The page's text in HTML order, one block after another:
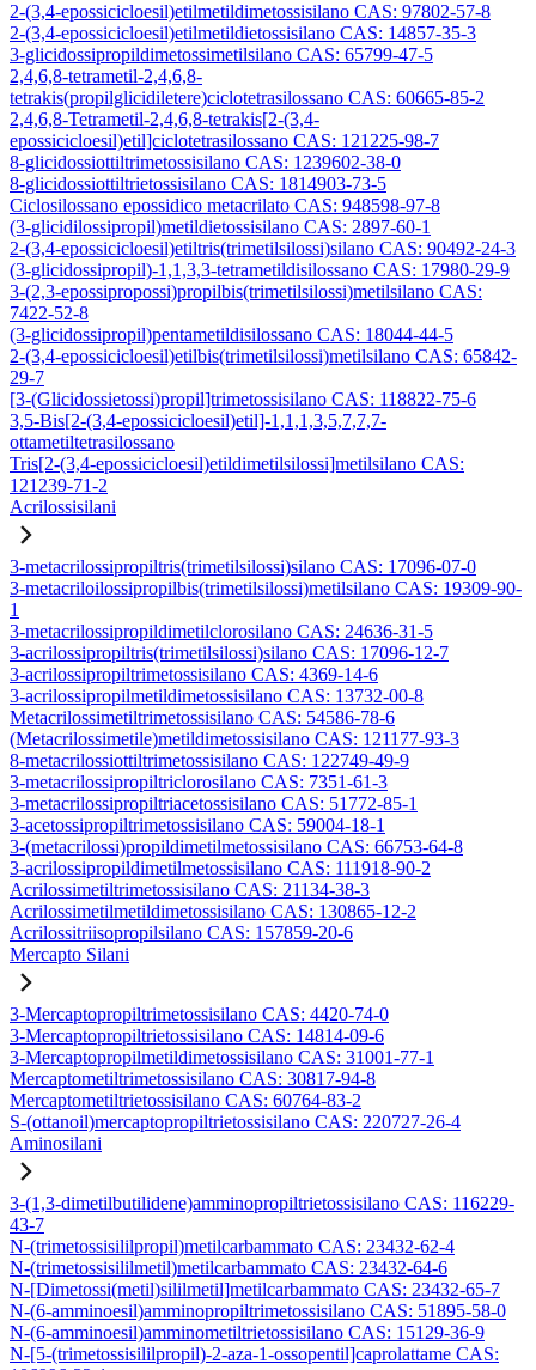
2-(3,4-epossicicloesil)etilmetildimetossisilano CAS: 97802-57-8
2-(3,4-epossicicloesil)etilmetildietossisilano CAS: 14857-35-3
3-glicidossipropildimetossimetilsilano CAS: 65799-47-5
2,4,6,8-tetrametil-2,4,6,8-
tetrakis(propilglicidiletere)ciclotetrasilossano CAS: 60665-85-2
2,4,6,8-Tetrametil-2,4,6,8-tetrakis[2-(3,4-
epossicicloesil)etil]ciclotetrasilossano CAS: 121225-98-7
8-glicidossiottiltrimetossisilano CAS: 1239602-38-0
8-glicidossiottiltrietossisilano CAS: 1814903-73-5
Ciclosilossano epossidico metacrilato CAS: 948598-97-8
(3-glicidilossipropil)metildietossisilano CAS: 2897-60-1
2-(3,4-epossicicloesil)etiltris(trimetilsilossi)silano CAS: 90492-24-3
(3-glicidossipropil)-1,1,3,3-tetrametildisilossano CAS: 17980-29-9
3-(2,3-epossipropossi)propilbis(trimetilsilossi)metilsilano CAS:
7422-52-8
(3-glicidossipropil)pentametildisilossano CAS: 18044-44-5
2-(3,4-epossicicloesil)etilbis(trimetilsilossi)metilsilano CAS: 65842-
29-7
[3-(Glicidossietossi)propil]trimetossisilano CAS: 118822-75-6
3,5-Bis[2-(3,4-epossicicloesil)etil]-1,1,1,3,5,7,7,7-
ottametiltetrasilossano
Tris[2-(3,4-epossicicloesil)etildimetilsilossi]metilsilano CAS:
121239-71-2
Acrilossisilani
3-metacrilossipropiltris(trimetilsilossi)silano CAS: 17096-07-0
3-metacriloilossipropilbis(trimetilsilossi)metilsilano CAS: 19309-90-
1
3-metacrilossipropildimetilclorosilano CAS: 24636-31-5
3-acrilossipropiltris(trimetilsilossi)silano CAS: 17096-12-7
3-acrilossipropiltrimetossisilano CAS: 4369-14-6
3-acrilossipropilmetildimetossisilano CAS: 13732-00-8
Metacrilossimetiltrimetossisilano CAS: 54586-78-6
(Metacrilossimetile)metildimetossisilano CAS: 121177-93-3
8-metacrilossiottiltrimetossisilano CAS: 122749-49-9
3-metacrilossipropiltriclorosilano CAS: 7351-61-3
3-metacrilossipropiltriacetossisilano CAS: 51772-85-1
3-acetossipropiltrimetossisilano CAS: 59004-18-1
3-(metacrilossi)propildimetilmetossisilano CAS: 66753-64-8
3-acrilossipropildimetilmetossisilano CAS: 111918-90-2
Acrilossimetiltrimetossisilano CAS: 21134-38-3
Acrilossimetilmetildimetossisilano CAS: 130865-12-2
Acrilossitriisopropilsilano CAS: 157859-20-6
Mercapto Silani
3-Mercaptopropiltrimetossisilano CAS: 4420-74-0
3-Mercaptopropiltrietossisilano CAS: 14814-09-6
3-Mercaptopropilmetildimetossisilano CAS: 31001-77-1
Mercaptometiltrimetossisilano CAS: 30817-94-8
Mercaptometiltrietossisilano CAS: 60764-83-2
S-(ottanoil)mercaptopropiltrietossisilano CAS: 220727-26-4
Aminosilani
3-(1,3-dimetilbutilidene)amminopropiltrietossisilano CAS: 116229-
43-7
N-(trimetossisililpropil)metilcarbammato CAS: 23432-62-4
N-(trimetossisililmetil)metilcarbammato CAS: 23432-64-6
N-[Dimetossi(metil)sililmetil]metilcarbammato CAS: 23432-65-7
N-(6-amminoesil)amminopropiltrimetossisilano CAS: 51895-58-0
N-(6-amminoesil)amminometiltrietossisilano CAS: 15129-36-9
N-[5-(trimetossisililpropil)-2-aza-1-ossopentil]caprolattame CAS: